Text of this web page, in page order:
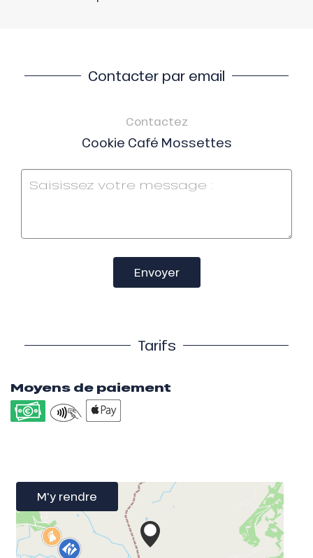
Contacter par email
Contactez
Cookie Café Mossettes
Envoyer
Tarifs
Moyens de paiement
M'y rendre